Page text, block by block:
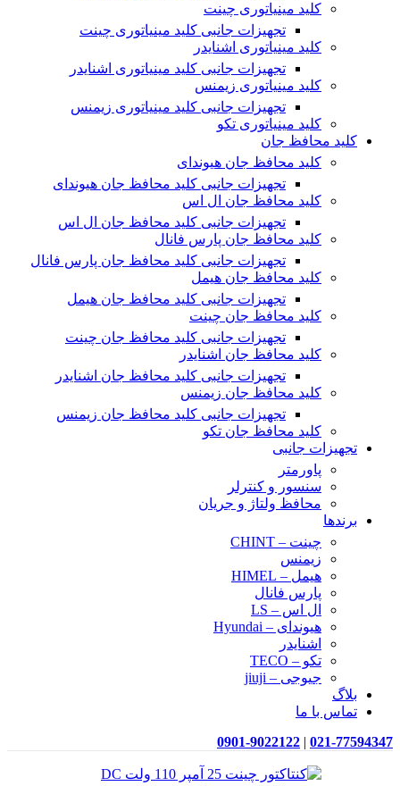
کلید مینیاتوری چینت
تجهیزات جانبی کلید مینیاتوری چینت
کلید مینیاتوری اشنایدر
تجهیزات جانبی کلید مینیاتوری اشنایدر
کلید مینیاتوری زیمنس
تجهیزات جانبی کلید مینیاتوری زیمنس
کلید مینیاتوری تکو
کلید محافظ جان
کلید محافظ جان هیوندای
تجهیزات جانبی کلید محافظ جان هیوندای
کلید محافظ جان ال اس
تجهیزات جانبی کلید محافظ جان ال اس
کلید محافظ جان پارس فانال
تجهیزات جانبی کلید محافظ جان پارس فانال
کلید محافظ جان هیمل
تجهیزات جانبی کلید محافظ جان هیمل
کلید محافظ جان چینت
تجهیزات جانبی کلید محافظ جان چینت
کلید محافظ جان اشنایدر
تجهیزات جانبی کلید محافظ جان اشنایدر
کلید محافظ جان زیمنس
تجهیزات جانبی کلید محافظ جان زیمنس
کلید محافظ جان تکو
تجهیزات جانبی
پاورمتر
سنسور و کنترلر
محافظ ولتاژ و‌ جریان
برندها
چینت – CHINT
زیمنس
هیمل – HIMEL
پارس فانال
ال اس – LS
هیوندای – Hyundai
اشنایدر
تکو – TECO
جیوجی – jiuji
بلاگ
تماس با ما
021-77594347
|
0901-9022122